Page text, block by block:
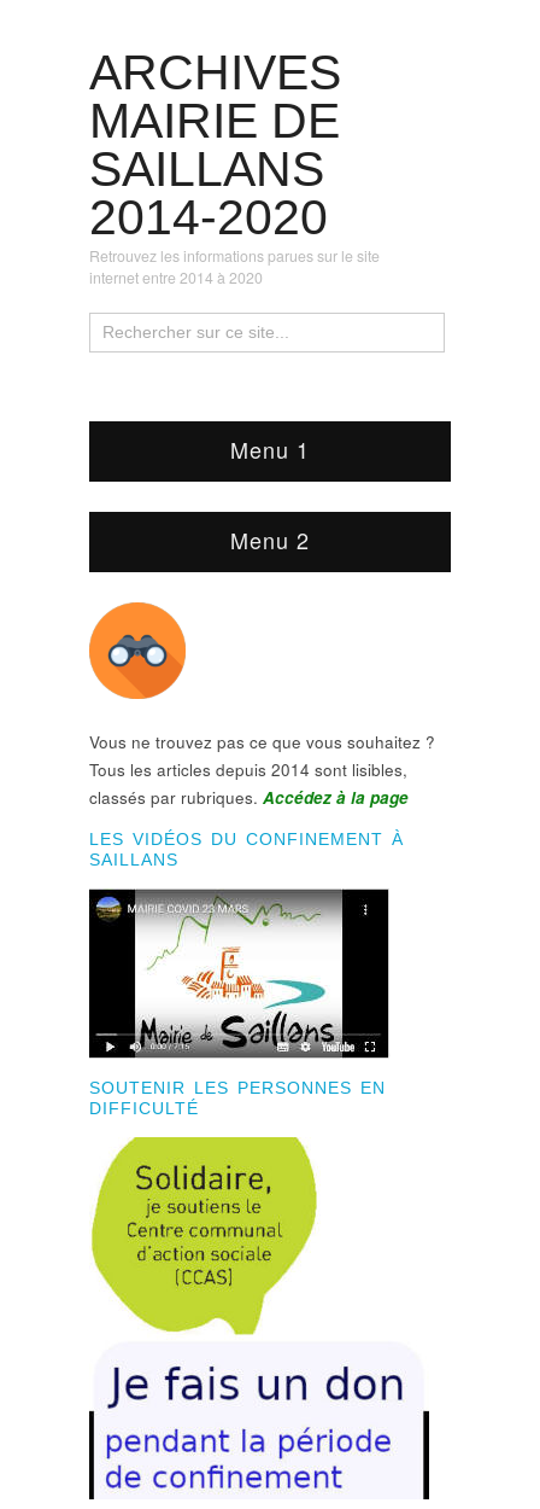
ARCHIVES
MAIRIE DE
SAILLANS
2014-2020
Retrouvez les informations parues sur le site
internet entre 2014 à 2020
Menu 1
Menu 2
Vous ne trouvez pas ce que vous souhaitez ?
Tous les articles depuis 2014 sont lisibles,
classés par rubriques. Accédez à la page
LES VIDÉOS DU CONFINEMENT À
SAILLANS
SOUTENIR LES PERSONNES EN
DIFFICULTÉ